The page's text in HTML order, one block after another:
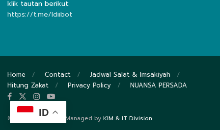
klik tautan berikut:
https://t.me/ldiibot
Home Contact
Jadwal Salat & Imsakiyah
Hitung Zakat
Privacy Policy NUANSA PERSADA
© 2020 DPP LDII - Managed by KIM & IT Division.
ID